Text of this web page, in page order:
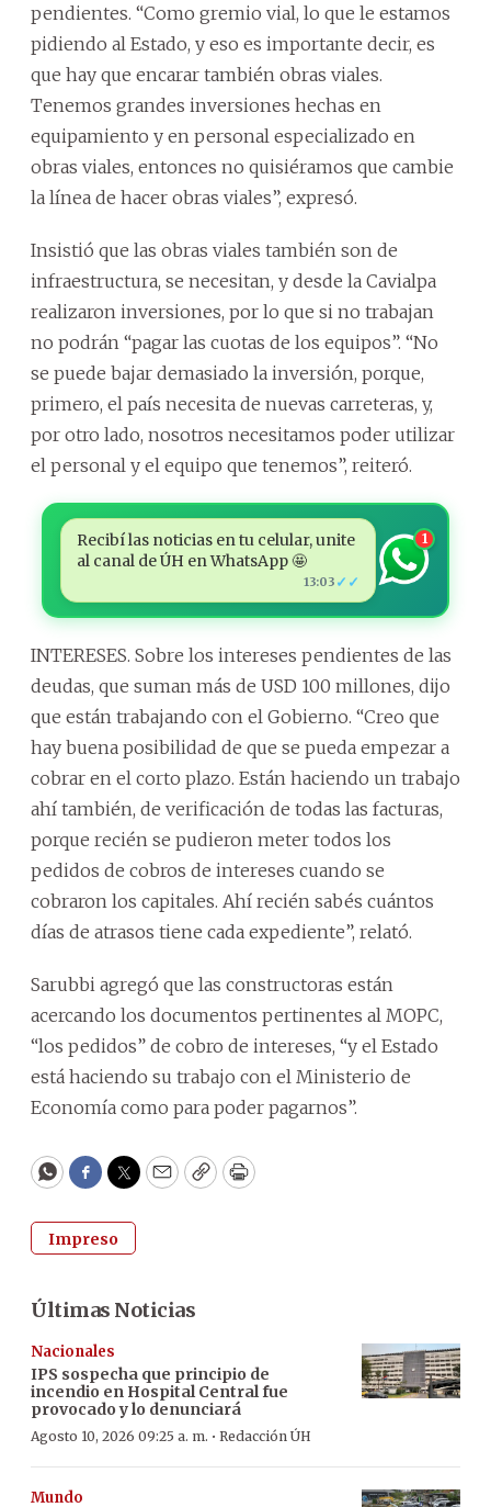
pendientes. “Como gremio vial, lo que le estamos
pidiendo al Estado, y eso es importante decir, es
que hay que encarar también obras viales.
Tenemos grandes inversiones hechas en
equipamiento y en personal especializado en
obras viales, entonces no quisiéramos que cambie
la línea de hacer obras viales”, expresó.
Insistió que las obras viales también son de
infraestructura, se necesitan, y desde la Cavialpa
realizaron inversiones, por lo que si no trabajan
no podrán “pagar las cuotas de los equipos”. “No
se puede bajar demasiado la inversión, porque,
primero, el país necesita de nuevas carreteras, y,
por otro lado, nosotros necesitamos poder utilizar
el personal y el equipo que tenemos”, reiteró.
Recibí las noticias en tu celular, unite
al canal de ÚH en WhatsApp 🤩
13:03 ✓✓
1
INTERESES. Sobre los intereses pendientes de las
deudas, que suman más de USD 100 millones, dijo
que están trabajando con el Gobierno. “Creo que
hay buena posibilidad de que se pueda empezar a
cobrar en el corto plazo. Están haciendo un trabajo
ahí también, de verificación de todas las facturas,
porque recién se pudieron meter todos los
pedidos de cobros de intereses cuando se
cobraron los capitales. Ahí recién sabés cuántos
días de atrasos tiene cada expediente”, relató.
Sarubbi agregó que las constructoras están
acercando los documentos pertinentes al MOPC,
“los pedidos” de cobro de intereses, “y el Estado
está haciendo su trabajo con el Ministerio de
Economía como para poder pagarnos”.
WhatsApp
Facebook
Twitter
EmailCopyPrint
Impreso
Últimas Noticias
Nacionales
IPS sospecha que principio de
incendio en Hospital Central fue
provocado y lo denunciará
Agosto 10, 2026 09:25 a. m. · Redacción ÚH
Mundo